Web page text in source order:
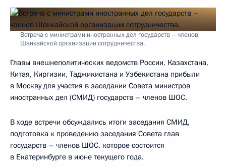
Встреча с министрами иностранных дел государств – членов
Шанхайской организации сотрудничества.
Главы внешнеполитических ведомств России, Казахстана,
Китая, Киргизии, Таджикистана и Узбекистана прибыли
в Москву для участия в заседании Совета министров
иностранных дел (СМИД) государств – членов ШОС.
В ходе встречи обсуждались итоги заседания СМИД,
подготовка к проведению заседания Совета глав
государств – членов ШОС, которое состоится
в Екатеринбурге в июне текущего года.